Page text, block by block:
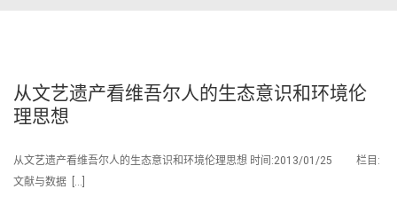
从文艺遗产看维吾尔人的生态意识和环境伦
理思想
从文艺遗产看维吾尔人的生态意识和环境伦理思想 时间:2013/01/25 栏目:
文献与数据 […]